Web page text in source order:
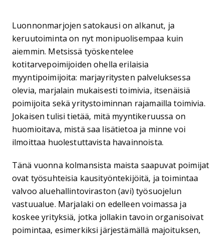
Luonnonmarjojen satokausi on alkanut, ja
keruutoiminta on nyt monipuolisempaa kuin
aiemmin. Metsissä työskentelee
kotitarvepoimijoiden ohella erilaisia
myyntipoimijoita: marjayritysten palveluksessa
olevia, marjalain mukaisesti toimivia, itsenäisiä
poimijoita sekä yritystoiminnan rajamailla toimivia.
Jokaisen tulisi tietää, mitä myyntikeruussa on
huomioitava, mistä saa lisätietoa ja minne voi
ilmoittaa huolestuttavista havainnoista.
Tänä vuonna kolmansista maista saapuvat poimijat
ovat työsuhteisia kausityöntekijöitä, ja toimintaa
valvoo aluehallintoviraston (avi) työsuojelun
vastuualue. Marjalaki on edelleen voimassa ja
koskee yrityksiä, jotka jollakin tavoin organisoivat
poimintaa, esimerkiksi järjestämällä majoituksen,